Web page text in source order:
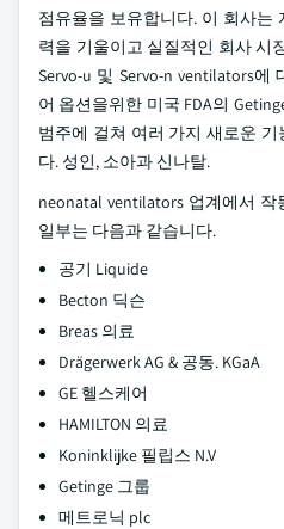
점유율을 보유합니다. 이 회사는
력을 기울이고 실질적인 회사 시
Servo-u 및 Servo-n ventilators에
어 옵션을위한 미국 FDA의
범주에 걸쳐 여러 가지 새로운
다. 성인, 소아과 신나탈.
neonatal ventilators 업계에서
일부는 다음과 같습니다.
공기 Liquide
Becton 딕슨
Breas 의료
Drägerwerk AG & 공동. KGaA
GE 헬스케어
HAMILTON 의료
Koninklijke 필립스 N.V
Getinge 그룹
메트로닉 plc